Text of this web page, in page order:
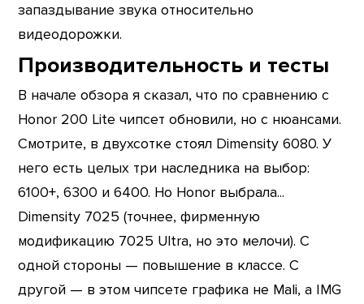
запаздывание звука относительно
видеодорожки.
Производительность и тесты
В начале обзора я сказал, что по сравнению с
Honor 200 Lite чипсет обновили, но с нюансами.
Смотрите, в двухсотке стоял Dimensity 6080. У
него есть целых три наследника на выбор:
6100+, 6300 и 6400. Но Honor выбрала...
Dimensity 7025 (точнее, фирменную
модификацию 7025 Ultra, но это мелочи). С
одной стороны — повышение в классе. С
другой — в этом чипсете графика не Mali, а IMG